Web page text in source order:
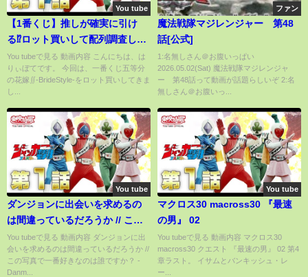
You tube
【1番くじ】推しが確実に引け
る⁉︎ロット買いして配列調査した
ら衝撃の結果に‼︎【五等分の花嫁
一番くじ】
You tubeで見る 動画内容 こんにちは、は
りぃぼてです。 今回は、一番くじ五等分
の花嫁∬-BrideStyle-をロット買いしてきま
し...
ファン
魔法戦隊マジレンジャー 第48
話[公式]
1:名無しさん＠お腹いっぱい
2026.05.02(Sat) 魔法戦隊マジレンジャ
ー 第48話って動画が話題らしいぞ 2:名
無しさん＠お腹いっ...
You tube
ダンジョンに出会いを求めるの
は間違っているだろうか // この
写真で一番好きなのは誰です
か？ - Danmachi: Lovely
humanoid animals
You tubeで見る 動画内容 ダンジョンに出
会いを求めるのは間違っているだろうか //
この写真で一番好きなのは誰ですか？ -
Danm...
You tube
マクロス30 macross30 『最速
の男』 02
You tubeで見る 動画内容 マクロス30
macross30 クエスト 『最速の男』 02 第4
章ラスト。 イサムとバンキッシュ・レ
ー...